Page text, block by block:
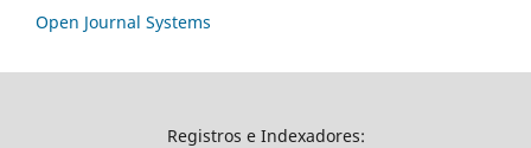
Open Journal Systems
Registros e Indexadores: